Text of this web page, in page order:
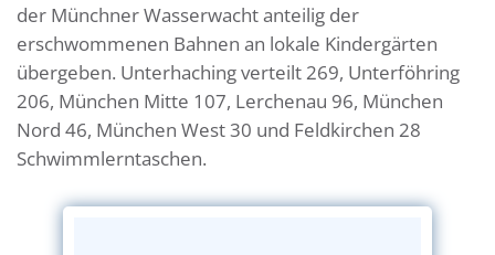
der Münchner Wasserwacht anteilig der
erschwommenen Bahnen an lokale Kindergärten
übergeben. Unterhaching verteilt 269, Unterföhring
206, München Mitte 107, Lerchenau 96, München
Nord 46, München West 30 und Feldkirchen 28
Schwimmlerntaschen.